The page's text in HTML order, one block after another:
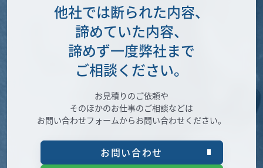
他社では断られた内容、
諦めていた内容、
諦めず一度弊社まで
ご相談ください。
お見積りのご依頼や
そのほかのお仕事のご相談などは
お問い合わせフォームからお問い合わせください。
お問い合わせ